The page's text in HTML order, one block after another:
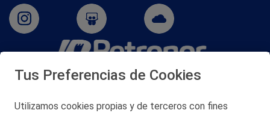
San Martín 5-Edificio Muñatones,
© 2026 Petronor S.A.
Tus Preferencias de Cookies
Utilizamos cookies propias y de terceros con fines